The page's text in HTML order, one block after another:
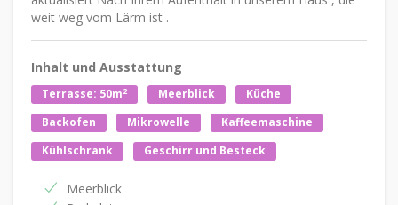
weit weg vom Lärm ist .
Inhalt und Ausstattung
Terrasse: 50m2 Meerblick
Küche
Backofen
Mikrowelle
Kaffeemaschine
Kühlschrank
Geschirr und Besteck
Meerblick